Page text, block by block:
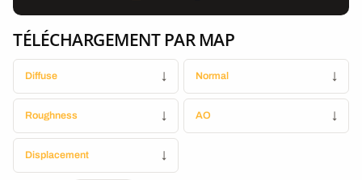
TÉLÉCHARGEMENT PAR MAP
Diffuse ↓ Normal ↓
Roughness ↓ AO ↓
Displacement ↓